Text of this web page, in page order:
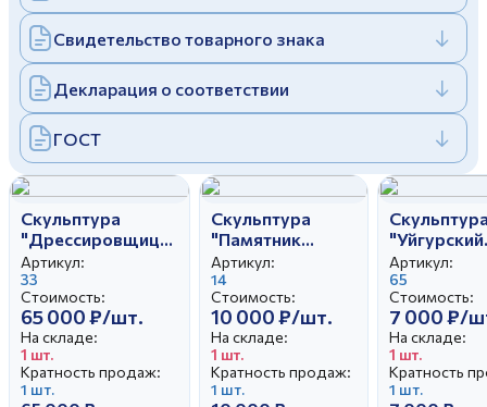
Свидетельство товарного знака
Декларация о соответствии
ГОСТ
Скульптура
"Дрессировщица
со львом" автор
Бржезицкая А.Д.
Артикул:
33
Стоимость:
65 000 ₽/шт.
На складе:
1 шт.
Кратность продаж:
1 шт.
Скульптура
"Памятник
Чайковскому"
автор Пустыгин
Н.П.
Артикул:
14
Стоимость:
10 000 ₽/шт.
На складе:
1 шт.
Кратность продаж:
1 шт.
"Уйгурский
танец"
Чечулина
Артикул:
65
Стоимость:
7 000 ₽/
На складе:
1 шт.
Кратность
1 шт.